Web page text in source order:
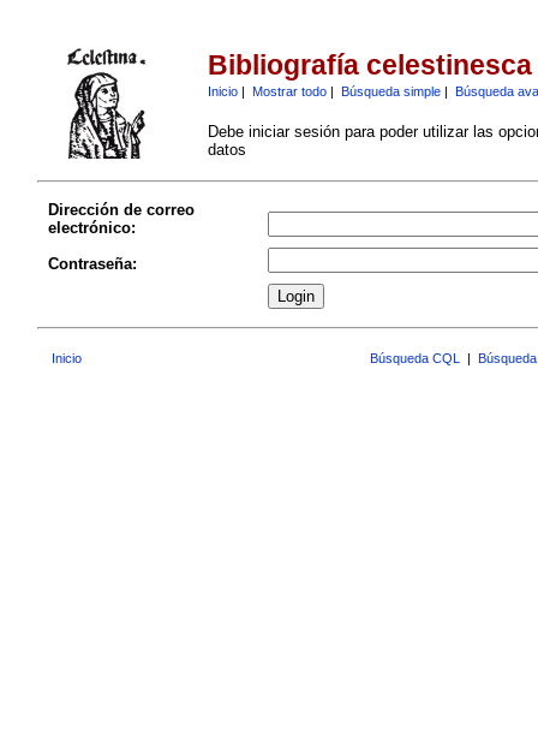
Bibliografía celestinesca
Inicio| Mostrar todo| Búsqueda simple| Búsqueda
Debe iniciar sesión para poder utilizar las
datos
Dirección de correo
electrónico:
Contraseña:
Inicio Búsqueda CQL |